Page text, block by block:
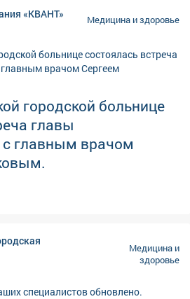
«КВАНТ» Медицина и здоровье
городской больнице
главы
главным врачом
Медицина и
здоровье